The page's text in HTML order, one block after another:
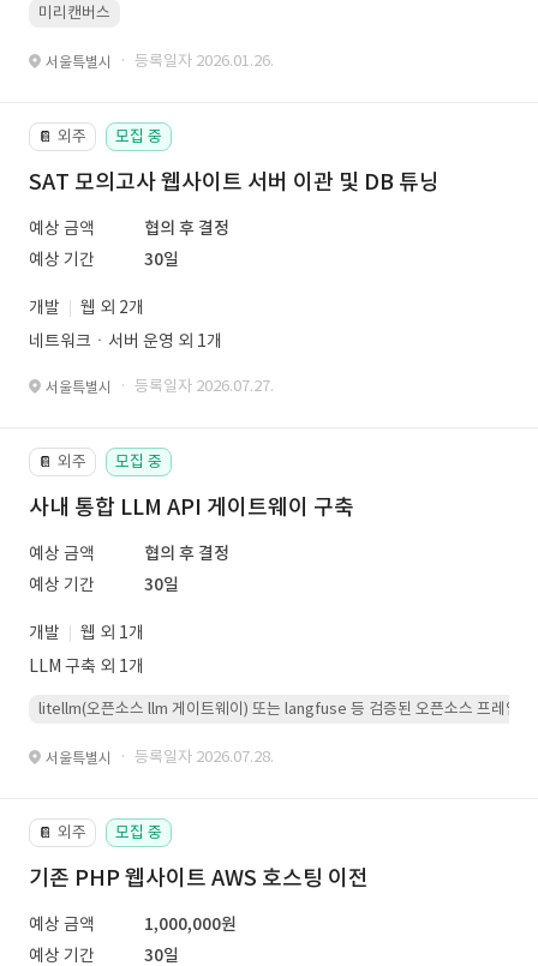
미리캔버스
서울특별시 · 등록일자 2026.01.26.
📔 외주 모집 중
SAT 모의고사 웹사이트 서버 이관 및 DB 튜닝
예상 금액
협의 후 결정
예상 기간
30일
개발
웹 외 2개
네트워크ㆍ서버 운영 외 1개
서울특별시 · 등록일자 2026.07.27.
📔 외주 모집 중
사내 통합 LLM API 게이트웨이 구축
예상 금액
협의 후 결정
예상 기간
30일
개발
웹 외 1개
LLM 구축 외 1개
litellm(오픈소스 llm 게이트웨이) 또는 langfuse 등 검증된 오픈소스 프레임워
서울특별시 · 등록일자 2026.07.28.
📔 외주 모집 중
기존 PHP 웹사이트 AWS 호스팅 이전
예상 금액
1,000,000원
예상 기간
30일